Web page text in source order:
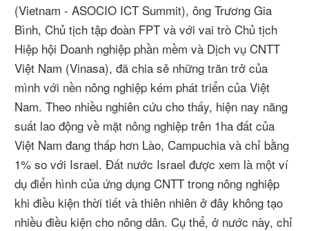
(Vietnam - ASOCIO ICT Summit), ông Trương Gia
Bình, Chủ tịch tập đoàn FPT và với vai trò Chủ tịch
Hiệp hội Doanh nghiệp phần mềm và Dịch vụ CNTT
Việt Nam (Vinasa), đã chia sẻ những trăn trở của
mình với nền nông nghiệp kém phát triển của Việt
Nam. Theo nhiều nghiên cứu cho thấy, hiện nay năng
suất lao động về mặt nông nghiệp trên 1ha đất của
Việt Nam đang thấp hơn Lào, Campuchia và chỉ bằng
1% so với Israel. Đất nước Israel được xem là một ví
dụ điển hình của ứng dụng CNTT trong nông nghiệp
khi điều kiện thời tiết và thiên nhiên ở đây không tạo
nhiều điều kiện cho nông dân. Cụ thể, ở nước này, chỉ